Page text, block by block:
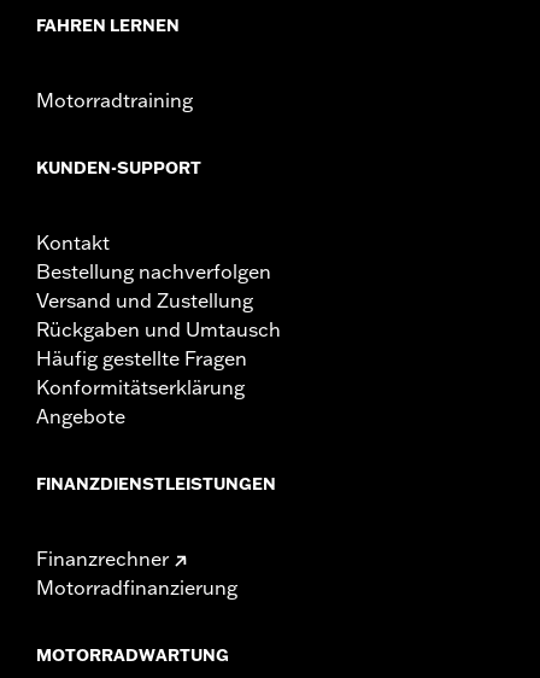
FAHREN LERNEN
Motorradtraining
KUNDEN-SUPPORT
Kontakt
Bestellung nachverfolgen
Versand und Zustellung
Rückgaben und Umtausch
Häufig gestellte Fragen
Konformitätserklärung
Angebote
FINANZDIENSTLEISTUNGEN
Finanzrechner
Motorradfinanzierung
MOTORRADWARTUNG